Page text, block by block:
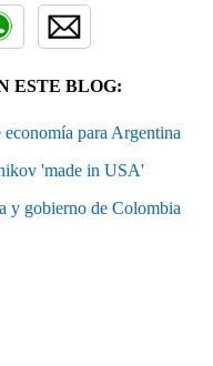
ESTE BLOG:
para Argentina
'made in USA'
y gobierno de Colombia